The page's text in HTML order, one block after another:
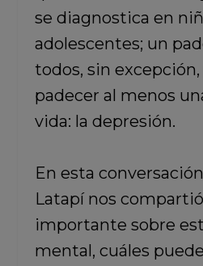
se diagnostica en
adolescentes; un
todos, sin
padecer al menos
vida: la depresión.
En esta
Latapí nos
importante sobre
mental, cuáles